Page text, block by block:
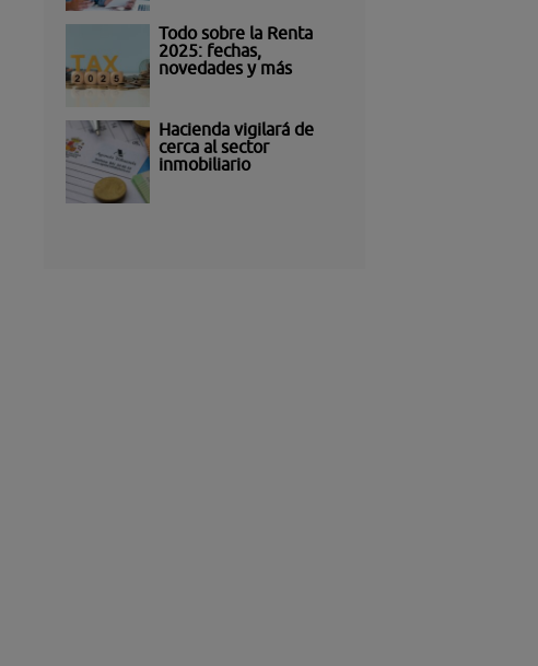
Todo sobre la Renta
2025: fechas,
novedades y más
Hacienda vigilará de
cerca al sector
inmobiliario